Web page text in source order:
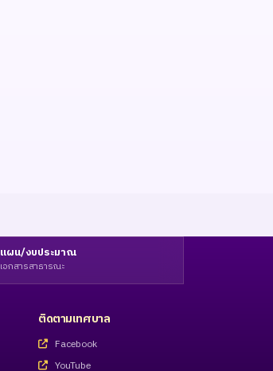
แผน/งบประมาณ
เอกสารสาธารณะ
ติดตามเทศบาล
Facebook
YouTube